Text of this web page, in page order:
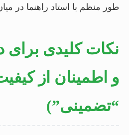
طور منظم با استاد راهنما در
نکات کلیدی برای
و اطمینان از
“تضمینی”)